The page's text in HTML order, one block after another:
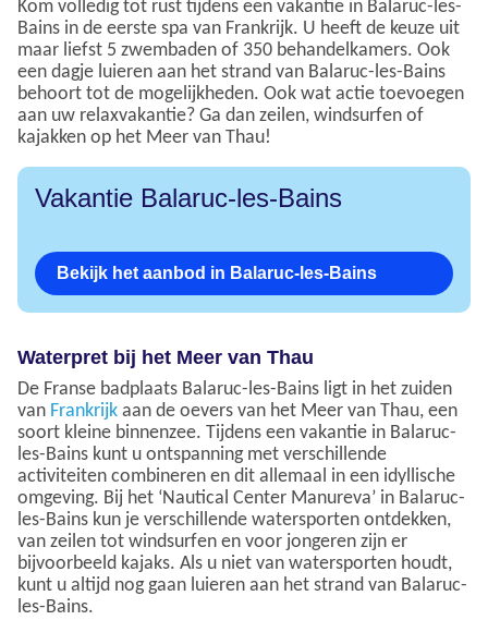
Kom volledig tot rust tijdens een vakantie in Balaruc-les-
Bains in de eerste spa van Frankrijk. U heeft de keuze uit
maar liefst 5 zwembaden of 350 behandelkamers. Ook
een dagje luieren aan het strand van Balaruc-les-Bains
behoort tot de mogelijkheden. Ook wat actie toevoegen
aan uw relaxvakantie? Ga dan zeilen, windsurfen of
kajakken op het Meer van Thau!
Vakantie Balaruc-les-Bains
Bekijk het aanbod in Balaruc-les-Bains
Waterpret bij het Meer van Thau
De Franse badplaats Balaruc-les-Bains ligt in het zuiden
van Frankrijk aan de oevers van het Meer van Thau, een
soort kleine binnenzee. Tijdens een vakantie in Balaruc-
les-Bains kunt u ontspanning met verschillende
activiteiten combineren en dit allemaal in een idyllische
omgeving. Bij het ‘Nautical Center Manureva’ in Balaruc-
les-Bains kun je verschillende watersporten ontdekken,
van zeilen tot windsurfen en voor jongeren zijn er
bijvoorbeeld kajaks. Als u niet van watersporten houdt,
kunt u altijd nog gaan luieren aan het strand van Balaruc-
les-Bains.